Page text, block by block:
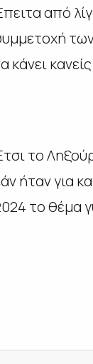
από
κάνει
το
ήταν για
το θέμα